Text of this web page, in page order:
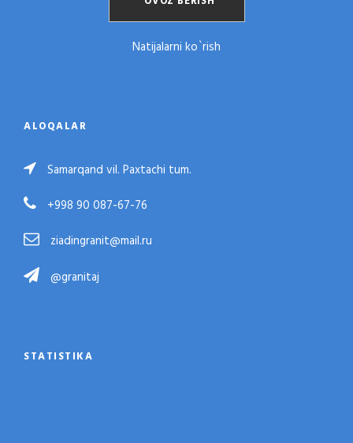
Natijalarni ko`rish
ALOQALAR
Samarqand vil. Paxtachi tum.
+998 90 087-67-76
ziadingranit@mail.ru
@granitaj
STATISTIKA